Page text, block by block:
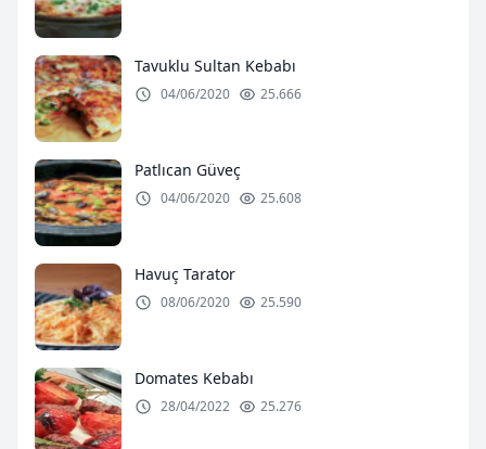
Tavuklu Sultan Kebabı
04/06/2020 25.666
Patlıcan Güveç
04/06/2020 25.608
Havuç Tarator
08/06/2020 25.590
Domates Kebabı
28/04/2022 25.276